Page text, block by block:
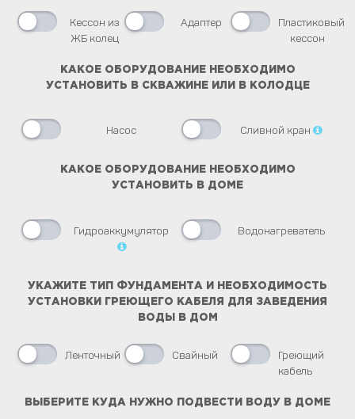
Кессон из
ЖБ колец
Адаптер
Пластиковый
кессон
КАКОЕ ОБОРУДОВАНИЕ НЕОБХОДИМО
УСТАНОВИТЬ В СКВАЖИНЕ ИЛИ В КОЛОДЦЕ
Насос Сливной кран
КАКОЕ ОБОРУДОВАНИЕ НЕОБХОДИМО
УСТАНОВИТЬ В ДОМЕ
Гидроаккумулятор Водонагреватель
УКАЖИТЕ ТИП ФУНДАМЕНТА И НЕОБХОДИМОСТЬ
УСТАНОВКИ ГРЕЮЩЕГО КАБЕЛЯ ДЛЯ ЗАВЕДЕНИЯ
ВОДЫ В ДОМ
Ленточный Свайный
Греющий
кабель
ВЫБЕРИТЕ КУДА НУЖНО ПОДВЕСТИ ВОДУ В ДОМЕ